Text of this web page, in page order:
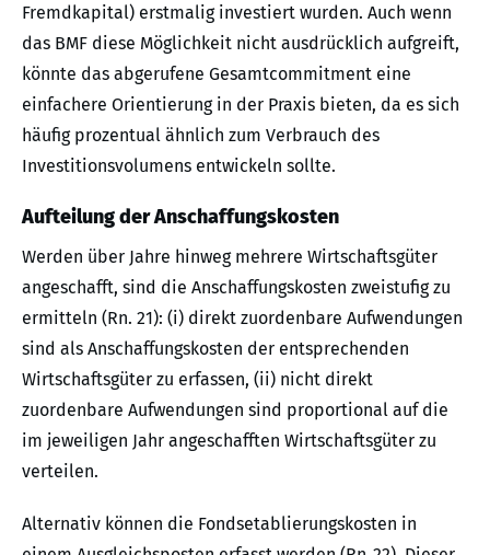
Fremdkapital) erstmalig investiert wurden. Auch wenn
das BMF diese Möglichkeit nicht ausdrücklich aufgreift,
könnte das abgerufene Gesamtcommitment eine
einfachere Orientierung in der Praxis bieten, da es sich
häufig prozentual ähnlich zum Verbrauch des
Investitionsvolumens entwickeln sollte.
Aufteilung der Anschaffungskosten
Werden über Jahre hinweg mehrere Wirtschaftsgüter
angeschafft, sind die Anschaffungskosten zweistufig zu
ermitteln (Rn. 21): (i) direkt zuordenbare Aufwendungen
sind als Anschaffungskosten der entsprechenden
Wirtschaftsgüter zu erfassen, (ii) nicht direkt
zuordenbare Aufwendungen sind proportional auf die
im jeweiligen Jahr angeschafften Wirtschaftsgüter zu
verteilen.
Alternativ können die Fondsetablierungskosten in